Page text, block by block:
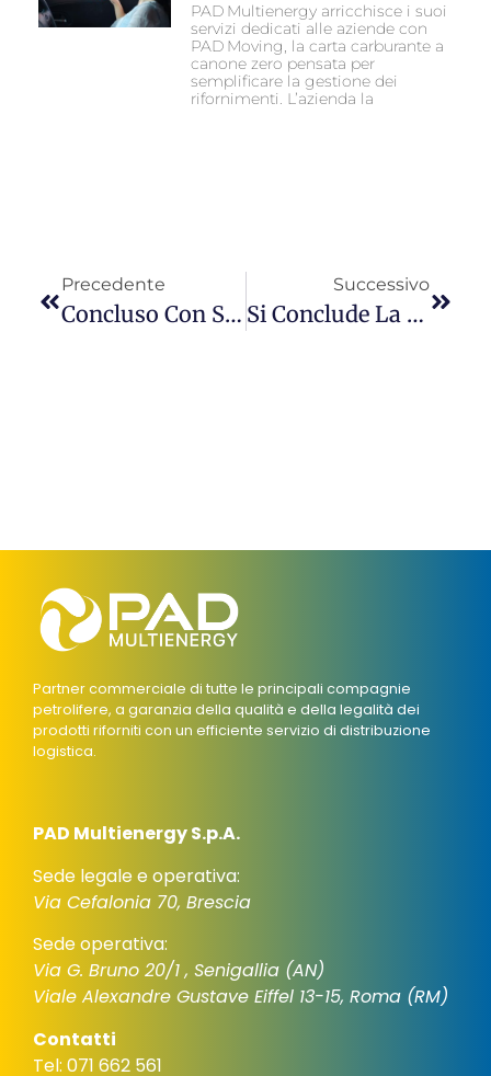
PAD Multienergy arricchisce i suoi
servizi dedicati alle aziende con
PAD Moving, la carta carburante a
canone zero pensata per
semplificare la gestione dei
rifornimenti. L’azienda la
Precedente
Concluso Con Successo Il Corso Su Intelligenza Artificiale E Generative AI Promosso Da PAD Academy E Bologna Business School
Successivo
Si Conclude La Prima Edizione Di PAD Future Hub
Partner commerciale di tutte le principali compagnie
petrolifere, a garanzia della qualità e della legalità dei
prodotti riforniti con un efficiente servizio di distribuzione
logistica.
PAD Multienergy S.p.A.
Sede legale e operativa:
Via Cefalonia 70, Brescia
Sede operativa:
Via G. Bruno 20/1 , Senigallia (AN)
Viale Alexandre Gustave Eiffel 13-15, Roma (RM)
Contatti
Tel: 071 662 561